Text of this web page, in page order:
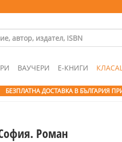
ВАУЧЕРИ Е-КНИГИ
БЕЗПЛАТНА ДОСТАВКА В БЪЛГАРИЯ
Роман